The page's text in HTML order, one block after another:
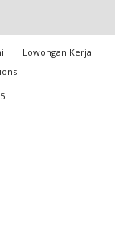
Lowongan Kerja